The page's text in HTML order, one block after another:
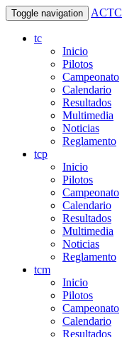
Toggle navigation ACTC
tc
Inicio
Pilotos
Campeonato
Calendario
Resultados
Multimedia
Noticias
Reglamento
tcp
Inicio
Pilotos
Campeonato
Calendario
Resultados
Multimedia
Noticias
Reglamento
tcm
Inicio
Pilotos
Campeonato
Calendario
Resultados